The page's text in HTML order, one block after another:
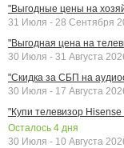
"Выгодные цены на
31 Июля - 28 Сентября
"Выгодная цена на
30 Июля - 31 Августа
"Скидка за СБП на
30 Июля - 17 Августа
"Купи телевизор
Осталось 4 дня
30 Июля - 10 Августа